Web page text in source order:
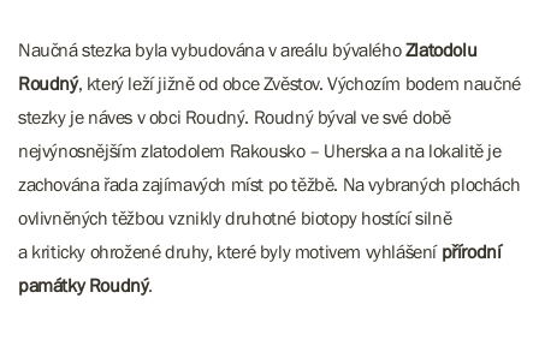
Naučná stezka byla vybudována v areálu bývaléhoZlatodolu
Roudný, který leží jižně od obce Zvěstov. Výchozím bodem naučné
stezky je náves v obci Roudný. Roudný býval ve své době
nejvýnosnějším zlatodolem Rakousko – Uherska a na lokalitě je
zachována řada zajímavých míst po těžbě. Na vybraných plochách
ovlivněných těžbou vznikly druhotné biotopy hostící silně
a kriticky ohrožené druhy, které byly motivem vyhlášení přírodní
památky Roudný.